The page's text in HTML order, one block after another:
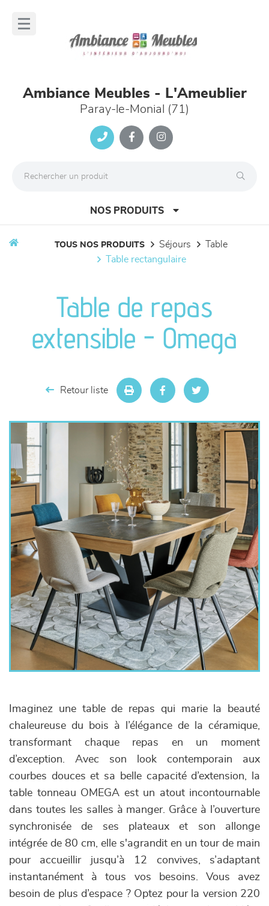
Ambiance Meubles - L'Ameublier
Paray-le-Monial (71)
NOS PRODUITS
meubles de complément
décoration
TOUS NOS PRODUITS séjours
table
table rectangulaire
Table de repas
extensible - Omega
Retour liste
Imaginez une table de repas qui marie la beauté
chaleureuse du bois à l’élégance de la céramique,
transformant chaque repas en un moment
d’exception. Avec son look contemporain aux
courbes douces et sa belle capacité d’extension, la
table tonneau OMEGA est un atout incontournable
dans toutes les salles à manger. Grâce à l’ouverture
synchronisée de ses plateaux et son allonge
intégrée de 80 cm, elle s'agrandit en un tour de main
pour accueillir jusqu’à 12 convives, s’adaptant
instantanément à tous vos besoins. Vous avez
besoin de plus d’espace ? Optez pour la version 220